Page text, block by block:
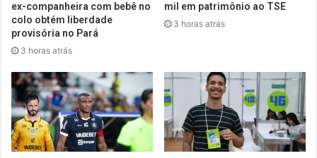
ex-companheira com bebê no
colo obtém liberdade
provisória no Pará
3 horas atrás
mil em patrimônio ao TSE
3 horas atrás